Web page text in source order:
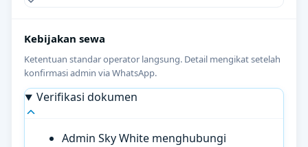
Kebijakan sewa
Ketentuan standar operator langsung. Detail mengikat setelah
konfirmasi admin via WhatsApp.
Verifikasi dokumen
Admin Sky White menghubungi